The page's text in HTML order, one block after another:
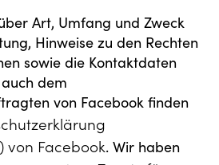
Art, Umfang und Zweck
Hinweise zu den Rechten
sowie die Kontaktdaten
dem
von Facebook finden
von Facebook. Wir haben